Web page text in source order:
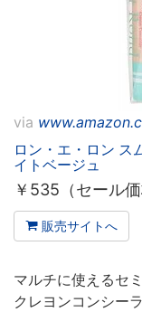
via
ロン・エ・ロン ス
イトベージュ
￥ 535（セール価
販売サイトへ
マルチに使えるセ
クレヨンコンシーラ